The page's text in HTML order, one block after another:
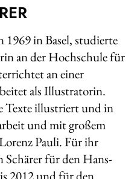
1969 in Basel, studierte
an der Hochschule für
an einer
als Illustratorin.
Texte illustriert und in
und mit großem
Pauli. Für ihr
Schärer für den Hans-
2012 und für den